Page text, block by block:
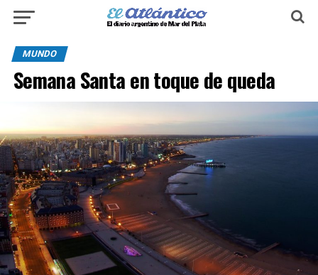
MUNDO
Semana Santa en toque de queda